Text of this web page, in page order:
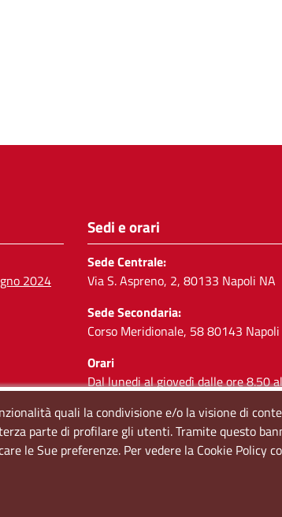
2024
Sedi e orari
Sede Centrale:
Via S. Aspreno, 2, 80133 Napoli NA
Sede Secondaria:
Corso Meridionale, 58 80143
Orari
Dal lunedi al giovedì dalle ore 8.50
Social
quali la condivisione e/o la visione di
parte di profilare gli utenti. Tramite questo
le Sue preferenze. Per vedere la Cookie Policy